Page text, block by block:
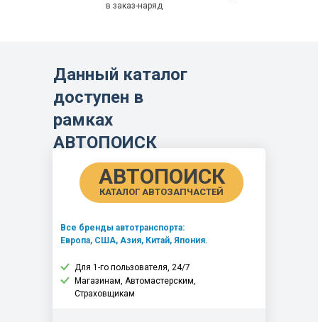
в заказ-наряд
Данный каталог
доступен в
рамках
АВТОПОИСК
КАТАЛОГ АВТОЗАПЧАСТЕЙ
АВТОПОИСК
Все бренды автотранспорта:
Европа, США, Азия, Китай, Япония.
Магазинам, Автомастерским,
Страховщикам
Для 1-го пользователя, 24/7